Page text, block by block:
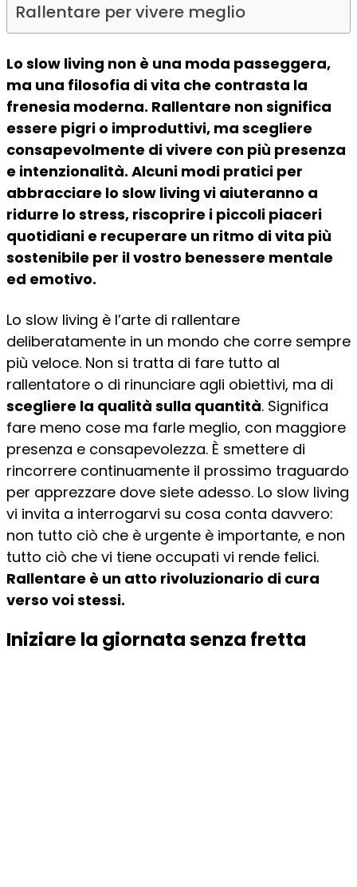
Rallentare per vivere meglio
Lo slow living non è una moda passeggera,
ma una filosofia di vita che contrasta la
frenesia moderna. Rallentare non significa
essere pigri o improduttivi, ma scegliere
consapevolmente di vivere con più presenza
e intenzionalità. Alcuni modi pratici per
abbracciare lo slow living vi aiuteranno a
ridurre lo stress, riscoprire i piccoli piaceri
quotidiani e recuperare un ritmo di vita più
sostenibile per il vostro benessere mentale
ed emotivo.
Lo slow living è l’arte di rallentare
deliberatamente in un mondo che corre sempre
più veloce. Non si tratta di fare tutto al
rallentatore o di rinunciare agli obiettivi, ma di
scegliere la qualità sulla quantità. Significa
fare meno cose ma farle meglio, con maggiore
presenza e consapevolezza. È smettere di
rincorrere continuamente il prossimo traguardo
per apprezzare dove siete adesso. Lo slow living
vi invita a interrogarvi su cosa conta davvero:
non tutto ciò che è urgente è importante, e non
tutto ciò che vi tiene occupati vi rende felici.
Rallentare è un atto rivoluzionario di cura
verso voi stessi.
Iniziare la giornata senza fretta